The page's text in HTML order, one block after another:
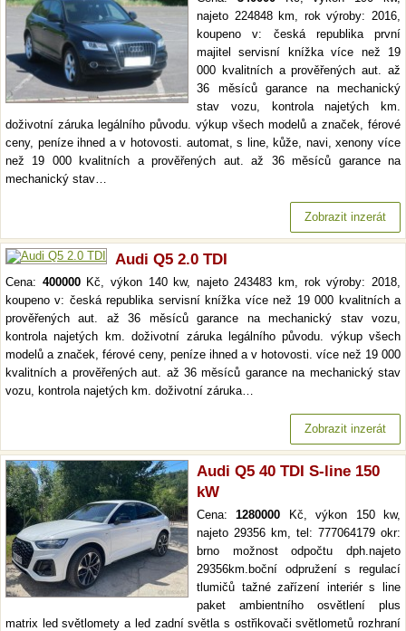
najeto 224848 km, rok výroby: 2016,
koupeno v: česká republika první
majitel servisní knížka více než 19
000 kvalitních a prověřených aut. až
36 měsíců garance na mechanický
stav vozu, kontrola najetých km.
doživotní záruka legálního původu. výkup všech modelů a značek, férové
ceny, peníze ihned a v hotovosti. automat, s line, kůže, navi, xenony více
než 19 000 kvalitních a prověřených aut. až 36 měsíců garance na
mechanický stav…
Zobrazit inzerát
Audi Q5 2.0 TDI
Cena: 400000Kč, výkon 140 kw, najeto 243483 km, rok výroby: 2018,
koupeno v: česká republika servisní knížka více než 19 000 kvalitních a
prověřených aut. až 36 měsíců garance na mechanický stav vozu,
kontrola najetých km. doživotní záruka legálního původu. výkup všech
modelů a značek, férové ceny, peníze ihned a v hotovosti. více než 19 000
kvalitních a prověřených aut. až 36 měsíců garance na mechanický stav
vozu, kontrola najetých km. doživotní záruka…
Zobrazit inzerát
Audi Q5 40 TDI S-line 150
kW
Cena:1280000 Kč, výkon 150 kw,
najeto 29356 km, tel: 777064179 okr:
brno možnost odpočtu dph.najeto
29356km.boční odpružení s regulací
tlumičů tažné zařízení interiér s line
paket ambientního osvětlení plus
matrix led světlomety a led zadní světla s ostřikovači světlometů rozhraní